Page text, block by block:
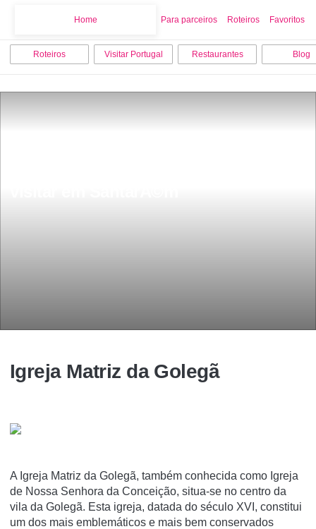
Home Para parceiros Roteiros Favoritos
Roteiros Visitar Portugal Restaurantes Blog
Igreja Matriz da Golegã
A Igreja Matriz da Golegã, também conhecida como Igreja
de Nossa Senhora da Conceição, situa-se no centro da
vila da Golegã. Esta igreja, datada do século XVI, constitui
um dos mais emblemáticos e mais bem conservados